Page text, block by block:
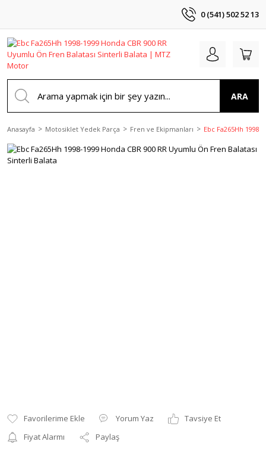
0 (541) 502 52 13
ARA
Anasayfa Motosiklet Yedek Parça Fren ve Ekipmanları Ebc Fa265Hh
Yorum Yaz
Tavsiye Et
Fiyat Alarmı
Paylaş